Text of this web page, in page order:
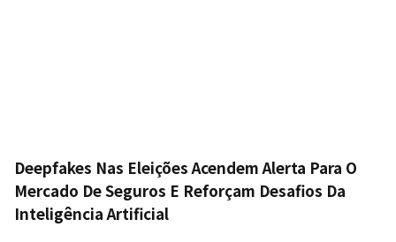
Deepfakes Nas Eleições Acendem Alerta Para O
Mercado De Seguros E Reforçam Desafios Da
Inteligência Artificial